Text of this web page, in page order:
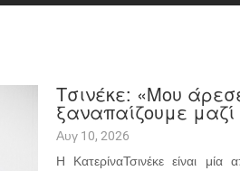
Τσινέκε: «Μου
ξαναπαίζουμε
Αυγ 10, 2026
Η ΚατερίναΤσινέκε είναι μία